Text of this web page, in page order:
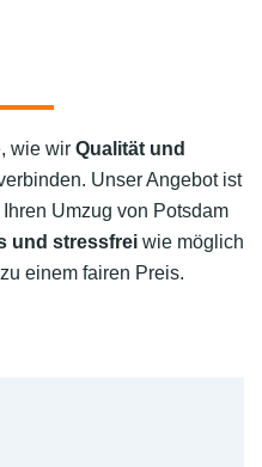
wie wir Qualität und
Unser Angebot ist
Umzug von Potsdam
und stressfreiwie möglich
einem fairen Preis.